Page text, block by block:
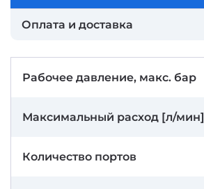
Оплата и доставка
Рабочее давление, макс. бар
Максимальный расход [л/мин]
Количество портов